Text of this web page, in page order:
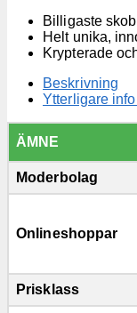
Billigaste
Helt unika,
Krypterade
Beskrivning
Ytterligare
ÄMNE
Moderbolag
Onlineshoppar
Prisklass